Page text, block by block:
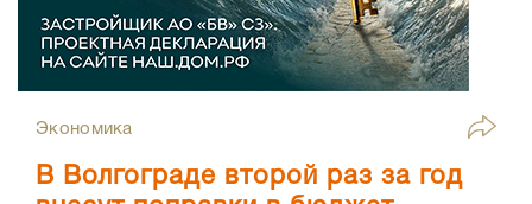
Экономика
В Волгограде второй раз за год